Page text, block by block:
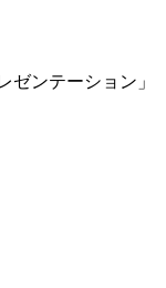
ゼンテーション」